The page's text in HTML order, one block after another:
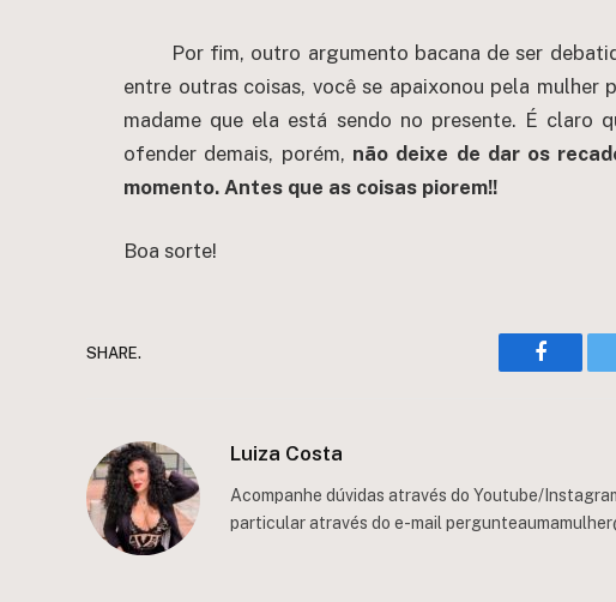
Por fim, outro argumento bacana de ser
entre outras coisas, você se apaixonou pela mulher
madame que ela está sendo no presente. É claro
ofender demais, porém, não deixe de dar os
momento. Antes que as coisas piorem!!
Boa sorte!
SHARE.
Luiza Costa
Acompanhe dúvidas através do Youtube/
particular através do e-mail